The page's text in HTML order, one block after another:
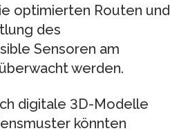
optimierten Routen und
des
Sensoren am
werden.
digitale 3D-Modelle
könnten